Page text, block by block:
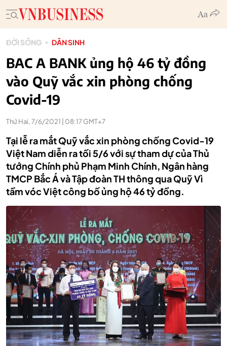
ĐỜI SỐNG DÂN SINH
BAC A BANK ủng hộ 46 tỷ đồng
vào Quỹ vắc xin phòng chống
Covid-19
Thứ Hai, 7/6/2021 | 08:17 GMT+7
Tại lễ ra mắt Quỹ vắc xin phòng chống Covid-19
Việt Nam diễn ra tối 5/6 với sự tham dự của Thủ
tướng Chính phủ Phạm Minh Chính, Ngân hàng
TMCP Bắc Á và Tập đoàn TH thông qua Quỹ Vì
tầm vóc Việt công bố ủng hộ 46 tỷ đồng.